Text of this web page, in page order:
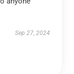
Sep 27, 2024